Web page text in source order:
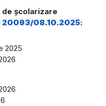
şcolarizare
20093/08.10.2025:
2025